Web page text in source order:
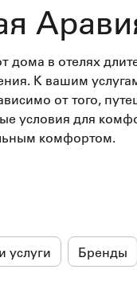
в отелях
К вашим
от того,
условия для
комфортом.
услуги Бренды